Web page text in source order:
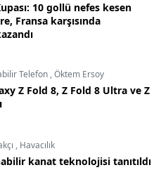
10 gollü nefes kesen
Fransa karşısında
Telefon ,Öktem Ersoy
Z Fold 8, Z Fold 8 Ultra ve Z
, Havacılık
kanat teknolojisi tanıtıldı